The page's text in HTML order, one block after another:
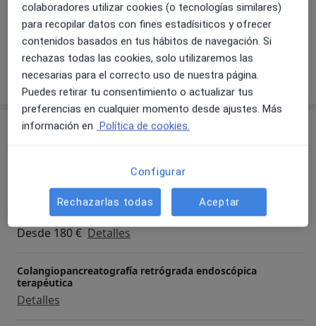
Ver galería (2)
Mostrar más detalles
sobre la experiencia
Servicios y precios
Detalles
Visita Aparato Digestivo
Desde 180 € Detalles
Colangiopancreatografía retrógrada endoscópica
terapéutica
Detalles
colaboradores utilizar cookies (o tecnologías similares)
para recopilar datos con fines estadísiticos y ofrecer
contenidos basados en tus hábitos de navegación. Si
rechazas todas las cookies, solo utilizaremos las
necesarias para el correcto uso de nuestra página.
Puedes retirar tu consentimiento o actualizar tus
preferencias en cualquier momento desde ajustes. Más
información en Política de cookies.
Configurar
Rechazarlas todas Aceptar